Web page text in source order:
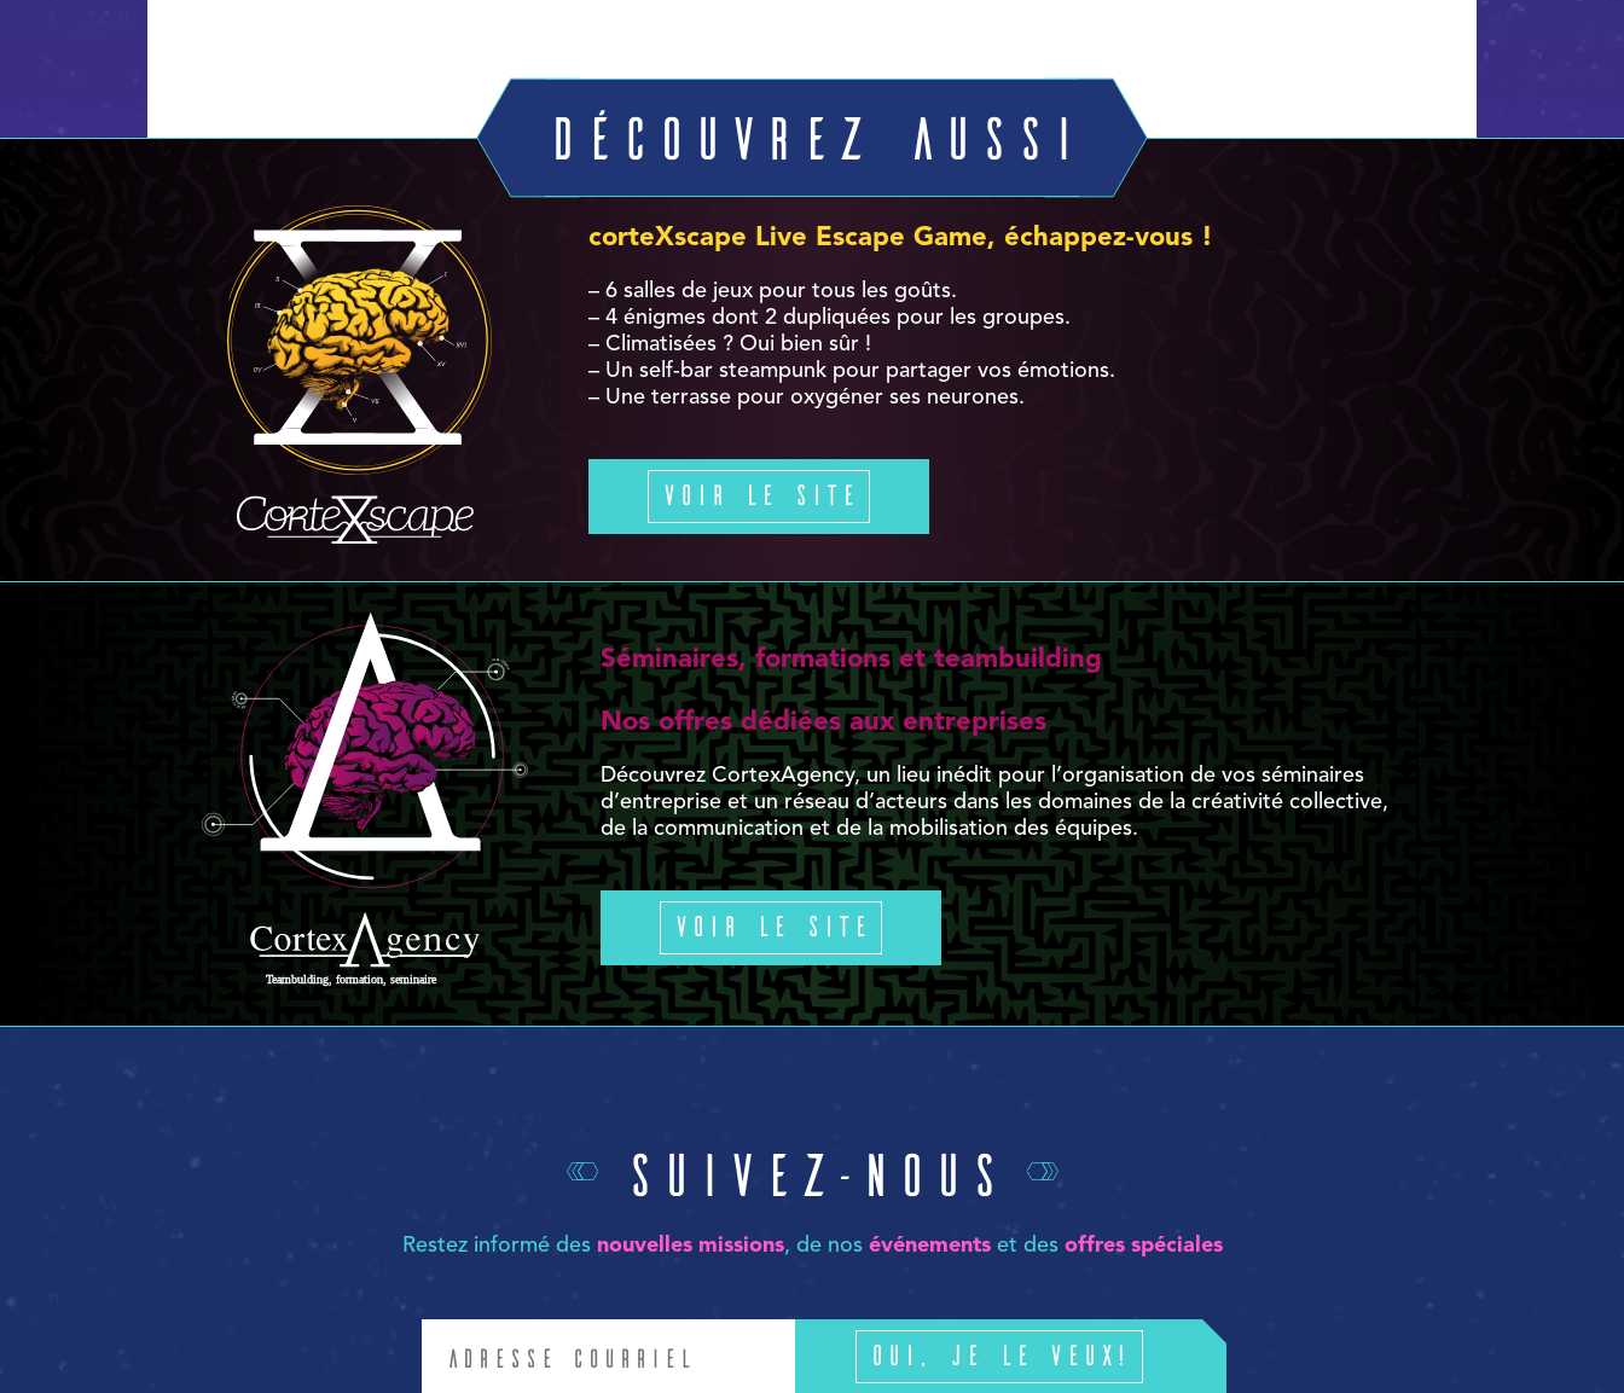
Découvrez aussi
corteXscape Live Escape Game, échappez-vous !
– 6 salles de jeux pour tous les goûts.
– 4 énigmes dont 2 dupliquées pour les groupes.
– Climatisées ? Oui bien sûr !
– Un self-bar steampunk pour partager vos émotions.
– Une terrasse pour oxygéner ses neurones.
Voir le site
Séminaires, formations et teambuilding
Nos offres dédiées aux entreprises
Découvrez CortexAgency, un lieu inédit pour l’organisation de vos séminaires
d’entreprise et un réseau d’acteurs dans les domaines de la créativité collective,
de la communication et de la mobilisation des équipes.
Voir le site
Suivez-nous
Restez informé des nouvelles missions, de nos événementset des offres spéciales
Oui, je le veux!